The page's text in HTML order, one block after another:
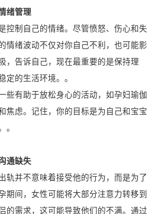
绪管理
控制自己的情绪。尽管愤怒、伤心和失
情绪波动不仅对你自己不利，也可能影
，告诉自己，现在最重要的是保持理
定的生活环境。。
些有助于放松身心的活动，如孕妇瑜伽
焦虑。记住，你的目标是为自己和宝宝
。
通缺失
轨并不意味着接受他的行为，而是为了
期间，女性可能将大部分注意力转移到
的需求，这可能导致他们的不满。通过